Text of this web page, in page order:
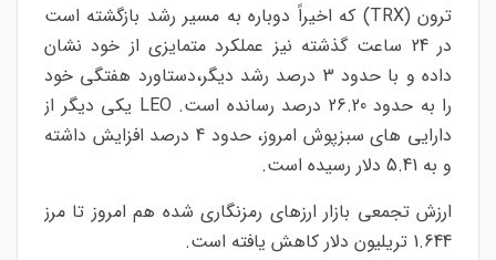
ترون (TRX) که اخیراً دوباره به مسیر رشد بازگشته است
در 24 ساعت گذشته نیز عملکرد متمایزی از خود نشان
داده و با حدود 3 درصد رشد دیگر،دستاورد هفتگی خود
را به حدود 26.20 درصد رسانده است. LEO یکی دیگر از
دارایی های سبزپوش امروز، حدود 4 درصد افزایش داشته
و به 5.41 دلار رسیده است.
ارزش تجمعی بازار ارزهای رمزنگاری شده هم امروز تا مرز
1.644 تریلیون دلار کاهش یافته است.